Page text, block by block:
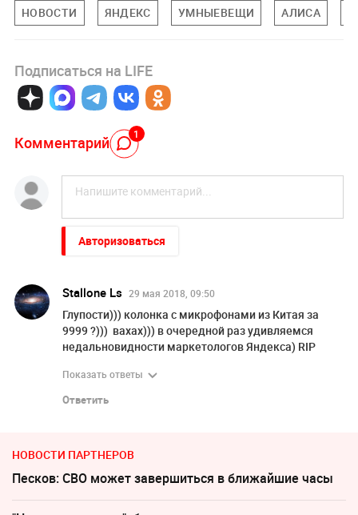
НОВОСТИ ЯНДЕКС УМНЫЕВЕЩИ АЛИСА
Подписаться на LIFE
Комментарий 1
Авторизоваться
Stallone Ls 29 мая 2018, 09:50
Глупости))) колонка с микрофонами из Китая за
9999 ?))) вахах))) в очередной раз удивляемся
недальновидности маркетологов Яндекса) RIP
Показать ответы
Ответить
НОВОСТИ ПАРТНЕРОВ
Песков: СВО может завершиться в ближайшие часы